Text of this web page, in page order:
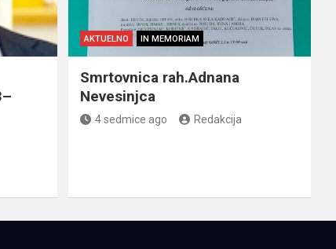
AKTUELNO IN MEMORIAM
Smrtovnica rah.Adnana
Nevesinjca
4 sedmice ago Redakcija